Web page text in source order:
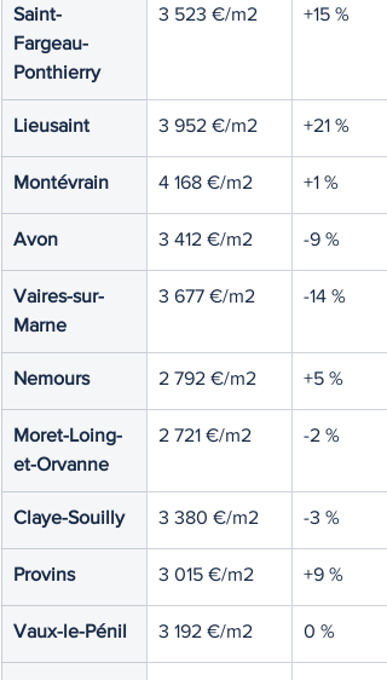
Saint-
Fargeau-
Ponthierry
3 523 €/m2 +15 %
Lieusaint 3 952 €/m2 +21 %
Montévrain 4 168 €/m2 +1 %
Avon 3 412 €/m2 -9 %
Vaires-sur-
Marne
3 677 €/m2 -14 %
Nemours 2 792 €/m2 +5 %
Moret-Loing-
et-Orvanne
2 721 €/m2 -2 %
Claye-Souilly 3 380 €/m2 -3 %
Provins 3 015 €/m2 +9 %
Vaux-le-Pénil 3 192 €/m2 0 %